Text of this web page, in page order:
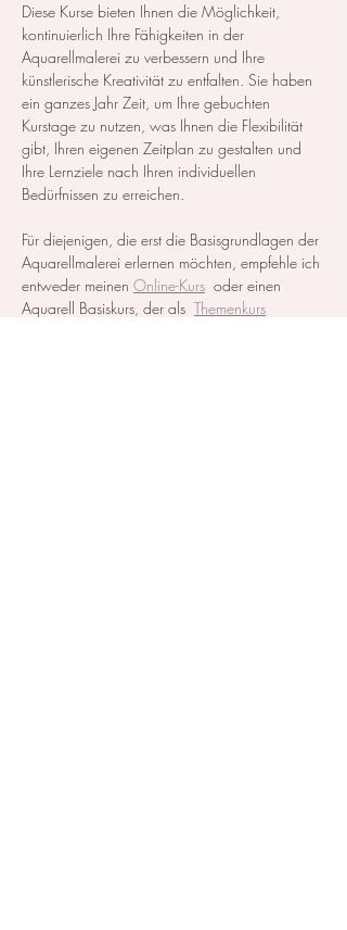
Diese Kurse bieten Ihnen die Möglichkeit,
kontinuierlich Ihre Fähigkeiten in der
Aquarellmalerei zu verbessern und Ihre
künstlerische Kreativität zu entfalten. Sie haben
ein ganzes Jahr Zeit, um Ihre gebuchten
Kurstage zu nutzen, was Ihnen die Flexibilität
gibt, Ihren eigenen Zeitplan zu gestalten und
Ihre Lernziele nach Ihren individuellen
Bedürfnissen zu erreichen.
Für diejenigen, die erst die Basisgrundlagen der
Aquarellmalerei erlernen möchten, empfehle ich
entweder meinen Online-Kurs oder einen
Aquarell Basiskurs, der als Themenkurs